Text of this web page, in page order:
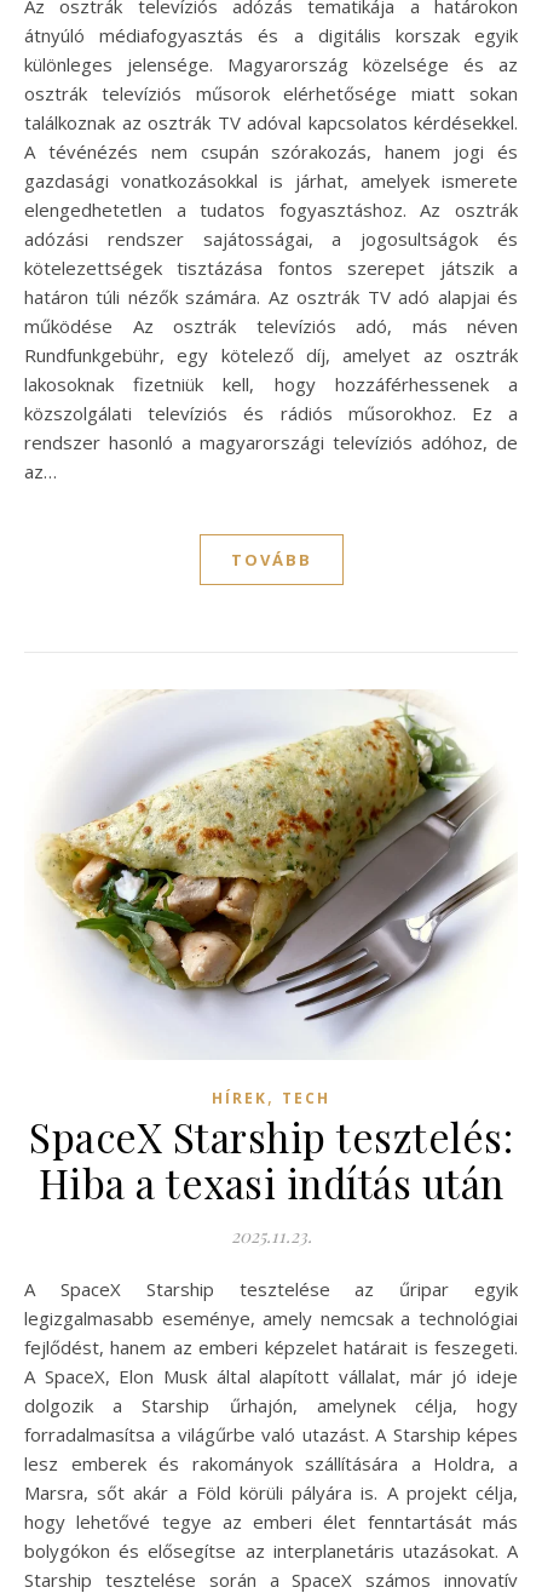
Az osztrák televíziós adózás tematikája a határokon
átnyúló médiafogyasztás és a digitális korszak egyik
különleges jelensége. Magyarország közelsége és az
osztrák televíziós műsorok elérhetősége miatt sokan
találkoznak az osztrák TV adóval kapcsolatos kérdésekkel.
A tévénézés nem csupán szórakozás, hanem jogi és
gazdasági vonatkozásokkal is járhat, amelyek ismerete
elengedhetetlen a tudatos fogyasztáshoz. Az osztrák
adózási rendszer sajátosságai, a jogosultságok és
kötelezettségek tisztázása fontos szerepet játszik a
határon túli nézők számára. Az osztrák TV adó alapjai és
működése Az osztrák televíziós adó, más néven
Rundfunkgebühr, egy kötelező díj, amelyet az osztrák
lakosoknak fizetniük kell, hogy hozzáférhessenek a
közszolgálati televíziós és rádiós műsorokhoz. Ez a
rendszer hasonló a magyarországi televíziós adóhoz, de
az…
TOVÁBB
HÍREK, TECH
SpaceX Starship tesztelés:
Hiba a texasi indítás után
2025.11.23.
A SpaceX Starship tesztelése az űripar egyik
legizgalmasabb eseménye, amely nemcsak a technológiai
fejlődést, hanem az emberi képzelet határait is feszegeti.
A SpaceX, Elon Musk által alapított vállalat, már jó ideje
dolgozik a Starship űrhajón, amelynek célja, hogy
forradalmasítsa a világűrbe való utazást. A Starship képes
lesz emberek és rakományok szállítására a Holdra, a
Marsra, sőt akár a Föld körüli pályára is. A projekt célja,
hogy lehetővé tegye az emberi élet fenntartását más
bolygókon és elősegítse az interplanetáris utazásokat. A
Starship tesztelése során a SpaceX számos innovatív